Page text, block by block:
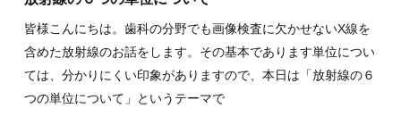
皆様こんにちは。歯科の分野でも画像検査に欠かせないX線を
含めた放射線のお話をします。その基本であります単位につい
ては、分かりにくい印象がありますので、本日は「放射線の６
つの単位について」というテーマで